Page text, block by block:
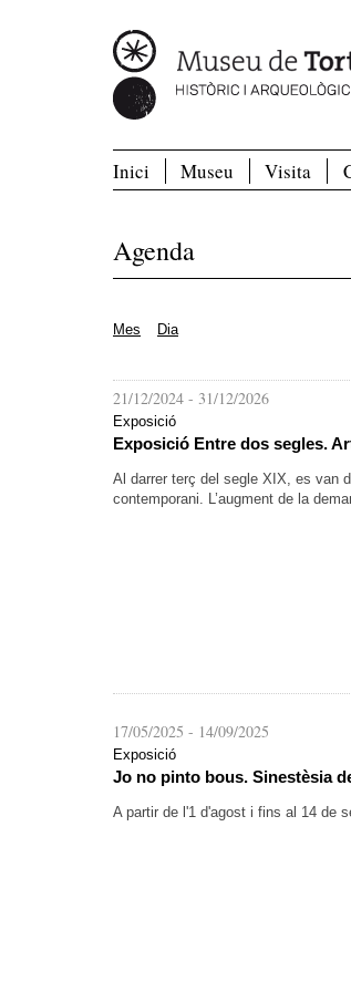
Inici Museu Visita
Agenda
Mes Dia
21/12/2024 - 31/12/2026
Exposició
Exposició Entre dos segles.
Al darrer terç del segle XIX, es van
contemporani. L’augment de la
17/05/2025 - 14/09/2025
Exposició
Jo no pinto bous. Sinestèsia
A partir de l'1 d'agost i fins al 14 de